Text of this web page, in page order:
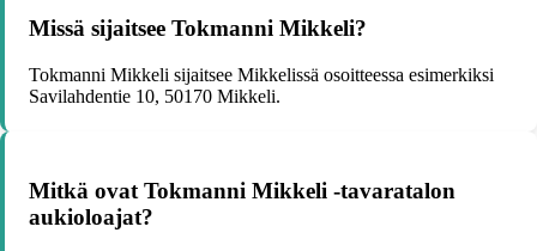
Missä sijaitsee Tokmanni Mikkeli?
Tokmanni Mikkeli sijaitsee Mikkelissä osoitteessa esimerkiksi
Savilahdentie 10, 50170 Mikkeli.
Mitkä ovat Tokmanni Mikkeli -tavaratalon
aukioloajat?